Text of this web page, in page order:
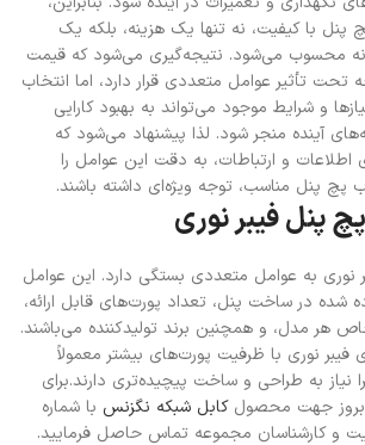
پنل با کیفیت، نه تنها یک هزینه، بلکه یک
محسوب می‌شود. نتیجه‌گیری می‌شود که قیمت
تحت تأثیر عوامل متعددی قرار دارد، اما انتخاب
و شرایط موجود می‌تواند به بهبود کارایی
آینده منجر شود. لذا پیشنهاد می‌شود که
اطلاعات و ارتباطات، به دقت این عوامل را
پچ پنل مناسب، توجه ویژه‌ای داشته باشند.
پنل فیبر نوری
به عوامل متعددی بستگی دارد. این عوامل
شده در ساخت پنل، تعداد پورت‌های قابل ارائه،
هر مدل، و همچنین برند تولیدکننده می‌باشند.
فیبر نوری با ظرفیت پورت‌های بیشتر معمولاً
نیاز به طراحی و ساخت پیچیده‌تری دارند.برای
بروز جهت محصول کابل شبکه نگزنس با شماره
و کارشناسان مجموعه تماس حاصل فرمایید.